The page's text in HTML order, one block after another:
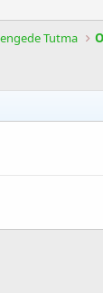
Tutma